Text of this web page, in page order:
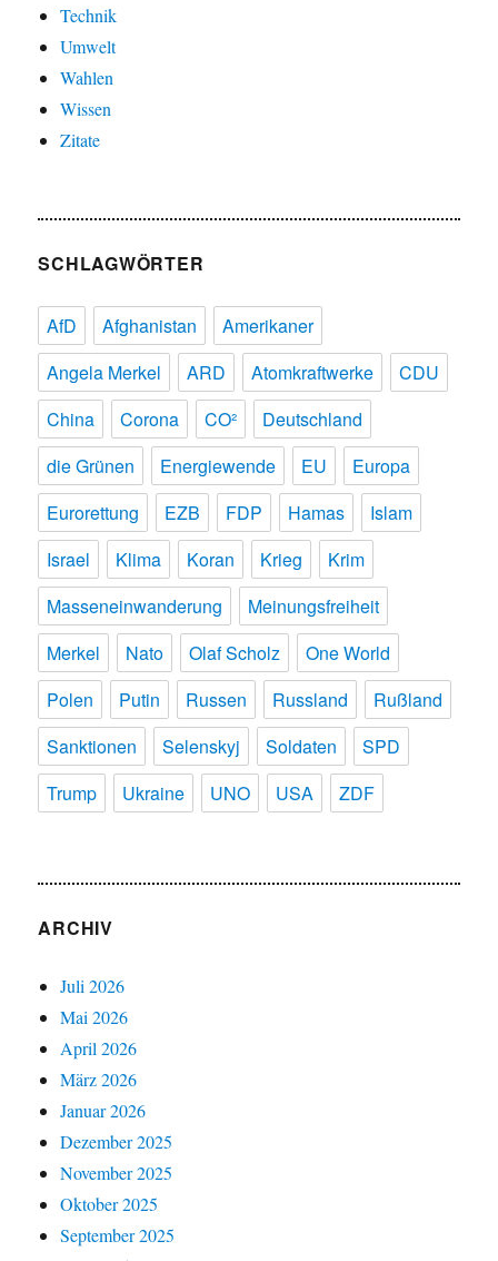
Technik
Umwelt
Wahlen
Wissen
Zitate
SCHLAGWÖRTER
AfD Afghanistan
Amerikaner
Angela Merkel
ARD Atomkraftwerke
CDU
China
Corona CO²
Deutschland
die Grünen
Energiewende EU
Europa
Eurorettung
EZB FDP Hamas
Islam
Israel
Klima Koran Krieg
Krim
Masseneinwanderung
Meinungsfreiheit
Merkel
Nato Olaf Scholz
One World
Polen
Putin Russen Russland
Rußland
Sanktionen
Selenskyj Soldaten
SPD
Trump
Ukraine UNO USA ZDF
ARCHIV
Juli 2026
Mai 2026
April 2026
März 2026
Januar 2026
Dezember 2025
November 2025
Oktober 2025
September 2025